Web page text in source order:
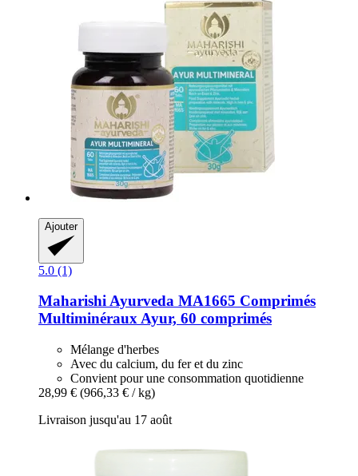
Ajouter
5.0 (1)
Maharishi Ayurveda MA1665 Comprimés
Multiminéraux Ayur, 60 comprimés
Mélange d'herbes
Avec du calcium, du fer et du zinc
Convient pour une consommation quotidienne
28,99 € (966,33 € / kg)
Livraison jusqu'au 17 août